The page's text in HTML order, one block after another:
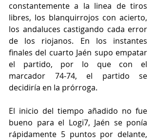
constantemente a la linea de tiros
libres, los blanquirrojos con acierto,
los andaluces castigando cada error
de los riojanos. En los instantes
finales del cuarto Jaén supo empatar
el partido, por lo que con el
marcador 74-74, el partido se
decidiría en la prórroga.
El inicio del tiempo añadido no fue
bueno para el Logi7, Jaén se ponía
rápidamente 5 puntos por delante,